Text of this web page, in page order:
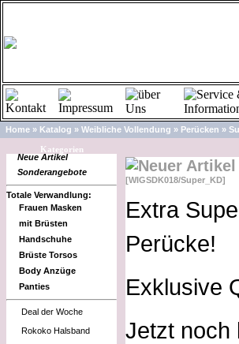
Home » Katalog » Weibliche Vollendung » Perücken »
Kategorien
Neue Artikel
Sonderangebote
Totale Verwandlung:
Frauen Masken
mit Brüsten
Handschuhe
Brüste Torsos
Body Anzüge
Panties
Deal der Woche
Rokoko Halsband
[WIGSDK018/Super_KD]
Extra
Perücke!
Exklusive
Jetzt noch